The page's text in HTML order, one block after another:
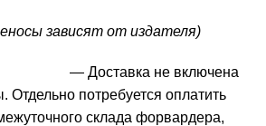
зависят от издателя)
— Доставка не включена
Отдельно потребуется оплатить
склада форвардера,